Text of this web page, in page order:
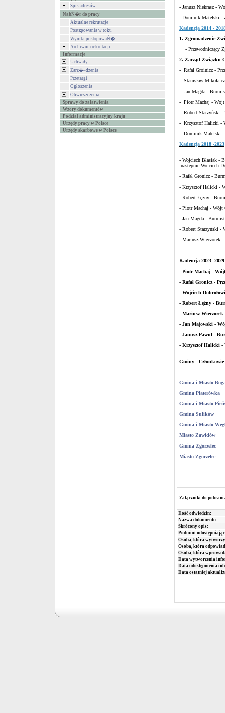
Spis adresów
NabŃ�r do pracy
Aktualne rekrutacje
Postкpowania w toku
Wyniki postкpowaŃ�
Archiwum rekrutacji
Informacje
Uchwały
Zarz�–dzenia
Przetargi
Ogłoszenia
Obwieszczenia
Sprawy do załatwienia
Wzory dokumentów
Podział administracyjny kraju
Urzędy pracy w Polsce
Urzędy skarbowe w Polsce
- Janusz Niekrasz -
- Dominik Matelski -
Kadencja 2014 -
1. Zgromadzenie
- Przewodniczący
2. Zarząd Związku
- Rafał Groinicz -
- Stanisław
- Jan Magda -
- Piotr Machaj - Wójt
- Robert Starzyński
- Krzysztof Halicki -
- Dominik Matelski -
Kadencja 2018 -2023
- Wojciech Błasiak -
następnie Wojciech
- Rafał Gronicz -
- Krzysztof Halicki -
- Robert Łężny -
- Piotr Machaj - Wójt
- Jan Magda -
- Robert Starzyński -
- Mariusz Wieczorek
Kadencja 2023 -2029
- Piotr Machaj -
- Rafał Gronicz -
- Wojciech
- Robert Łężny -
- Mariusz
- Jan Majowski -
- Janusz Pawul -
- Krzysztof Halicki -
Gminy -
Gmina i Miasto
Gmina Platerówka
Gmina i Miasto
Gmina Sulików
Gmina i Miasto
Miasto Zawidów
Gmina Zgorzelec
Miasto Zgorzelec
Załączniki do
Ilość odwiedzin:
Nazwa dokumentu:
Skrócony opis:
Podmiot
Osoba, która
Osoba, która
Osoba, która
Data wytworzenia
Data udostępnienia
Data ostatniej